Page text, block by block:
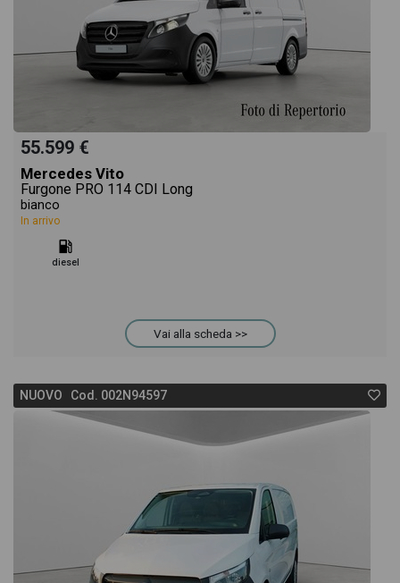
55.599 €
Mercedes Vito
Furgone PRO 114 CDI Long
bianco
In arrivo
diesel
Vai alla scheda >>
NUOVO Cod. 002N94597